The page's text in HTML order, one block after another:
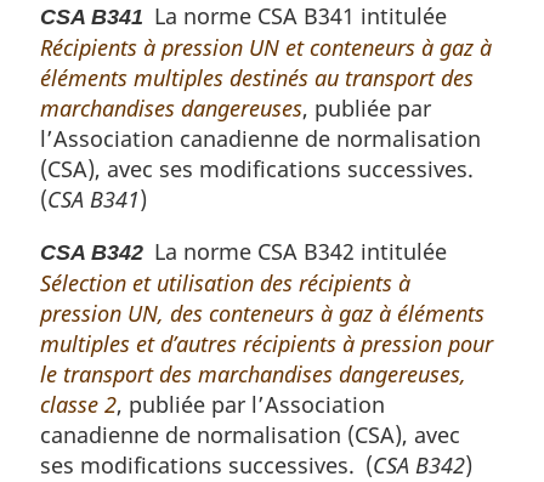
CSA B341 La norme CSA B341 intitulée
Récipients à pression UN et conteneurs à gaz à
éléments multiples destinés au transport des
marchandises dangereuses, publiée par
l’Association canadienne de normalisation
(CSA), avec ses modifications successives.
(CSA B341)
CSA B342 La norme CSA B342 intitulée
Sélection et utilisation des récipients à
pression UN, des conteneurs à gaz à éléments
multiples et d’autres récipients à pression pour
le transport des marchandises dangereuses,
classe 2, publiée par l’Association
canadienne de normalisation (CSA), avec
ses modifications successives. (CSA B342)